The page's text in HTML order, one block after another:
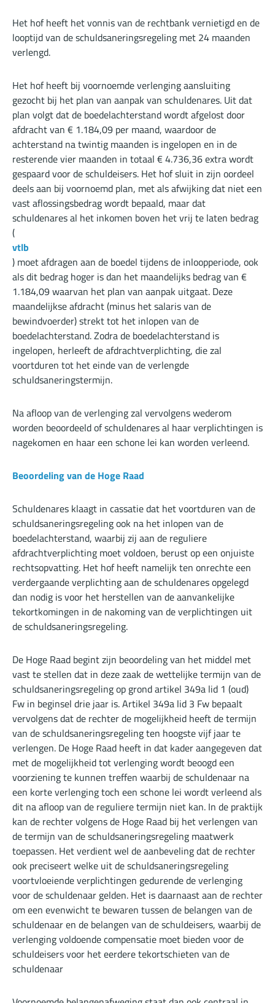
Het hof heeft het vonnis van de rechtbank vernietigd en de
looptijd van de schuldsaneringsregeling met 24 maanden
verlengd.
Het hof heeft bij voornoemde verlenging aansluiting
gezocht bij het plan van aanpak van schuldenares. Uit dat
plan volgt dat de boedelachterstand wordt afgelost door
afdracht van € 1.184,09 per maand, waardoor de
achterstand na twintig maanden is ingelopen en in de
resterende vier maanden in totaal € 4.736,36 extra wordt
gespaard voor de schuldeisers. Het hof sluit in zijn oordeel
deels aan bij voornoemd plan, met als afwijking dat niet een
vast aflossingsbedrag wordt bepaald, maar dat
schuldenares al het inkomen boven het vrij te laten bedrag
(
vtlb
) moet afdragen aan de boedel tijdens de inloopperiode, ook
als dit bedrag hoger is dan het maandelijks bedrag van €
1.184,09 waarvan het plan van aanpak uitgaat. Deze
maandelijkse afdracht (minus het salaris van de
bewindvoerder) strekt tot het inlopen van de
boedelachterstand. Zodra de boedelachterstand is
ingelopen, herleeft de afdrachtverplichting, die zal
voortduren tot het einde van de verlengde
schuldsaneringstermijn.
Na afloop van de verlenging zal vervolgens wederom
worden beoordeeld of schuldenares al haar verplichtingen is
nagekomen en haar een schone lei kan worden verleend.
Beoordeling van de Hoge Raad
Schuldenares klaagt in cassatie dat het voortduren van de
schuldsaneringsregeling ook na het inlopen van de
boedelachterstand, waarbij zij aan de reguliere
afdrachtverplichting moet voldoen, berust op een onjuiste
rechtsopvatting. Het hof heeft namelijk ten onrechte een
verdergaande verplichting aan de schuldenares opgelegd
dan nodig is voor het herstellen van de aanvankelijke
tekortkomingen in de nakoming van de verplichtingen uit
de schuldsaneringsregeling.
De Hoge Raad begint zijn beoordeling van het middel met
vast te stellen dat in deze zaak de wettelijke termijn van de
schuldsaneringsregeling op grond artikel 349a lid 1 (oud)
Fw in beginsel drie jaar is. Artikel 349a lid 3 Fw bepaalt
vervolgens dat de rechter de mogelijkheid heeft de termijn
van de schuldsaneringsregeling ten hoogste vijf jaar te
verlengen. De Hoge Raad heeft in dat kader aangegeven dat
met de mogelijkheid tot verlenging wordt beoogd een
voorziening te kunnen treffen waarbij de schuldenaar na
een korte verlenging toch een schone lei wordt verleend als
dit na afloop van de reguliere termijn niet kan. In de praktijk
kan de rechter volgens de Hoge Raad bij het verlengen van
de termijn van de schuldsaneringsregeling maatwerk
toepassen. Het verdient wel de aanbeveling dat de rechter
ook preciseert welke uit de schuldsaneringsregeling
voortvloeiende verplichtingen gedurende de verlenging
voor de schuldenaar gelden. Het is daarnaast aan de rechter
om een evenwicht te bewaren tussen de belangen van de
schuldenaar en de belangen van de schuldeisers, waarbij de
verlenging voldoende compensatie moet bieden voor de
schuldeisers voor het eerdere tekortschieten van de
schuldenaar